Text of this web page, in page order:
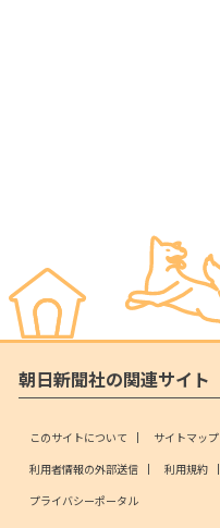
朝日新聞社の関連サイト
このサイトについて サイトマップ
利用者情報の外部送信
利用規約
プライバシーポータル